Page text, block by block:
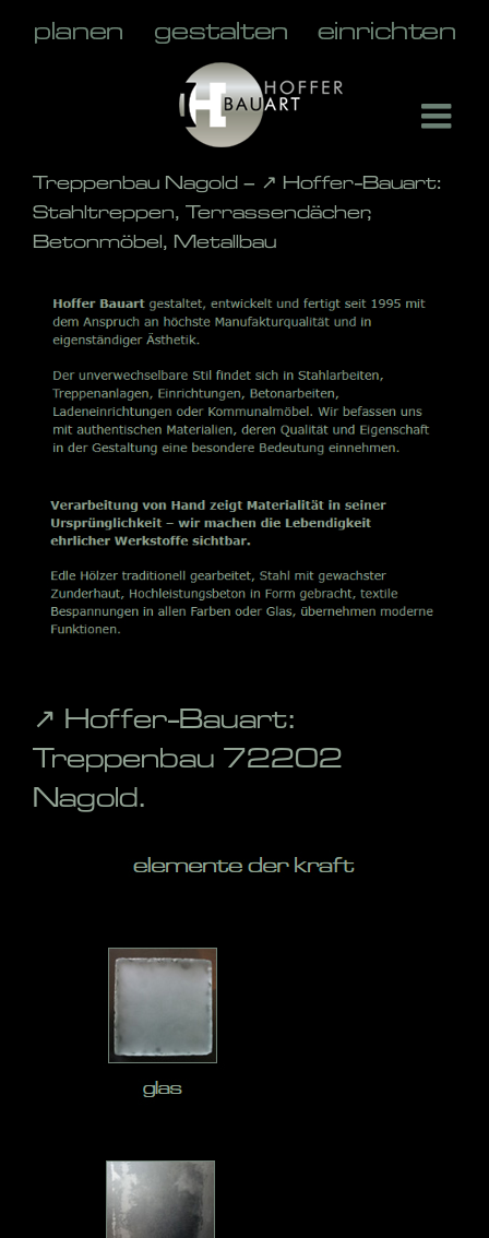
Treppenbau Nagold – ↗️ Hoffer-Bauart:
Stahltreppen, Terrassendächer,
Betonmöbel, Metallbau
↗️ Hoffer-Bauart:
Treppenbau 72202
Nagold.